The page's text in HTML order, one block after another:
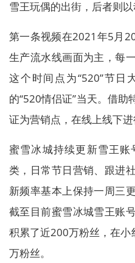
雪王玩偶的出街，后者则以
第一条视频在2021年5月
生产流水线画面为主，每
这个时间点为“520”节日
的“520情侣证”当天。借
证为营销点，在线上线下进
蜜雪冰城持续更新雪王
类，日常节日营销、跟进
新频率基本上保持一周三
截至目前蜜雪冰城雪王账
积累了近200万粉丝，在
万粉丝。